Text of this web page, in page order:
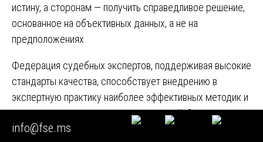
истину, а сторонам — получить справедливое решение,
основанное на объективных данных, а не на
предположениях.
Федерация судебных экспертов, поддерживая высокие
стандарты качества, способствует внедрению в
экспертную практику наиболее эффективных методик и
современных технологических решений. Однако для
участников конкретного спора принципиальное
info@fse.ms